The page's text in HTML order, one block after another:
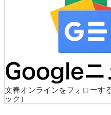
文春オンラインをフォローす
ック）